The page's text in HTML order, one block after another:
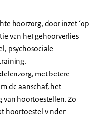
hoorzorg, door inzet ‘op
van het gehoorverlies
psychosociale
met betere
de aanschaf, het
van hoortoestellen. Zo
hoortoestel vinden